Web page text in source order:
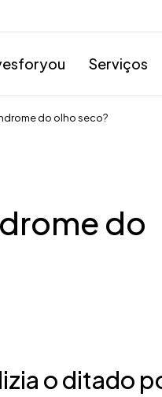
Serviços
do olho seco?
do
o ditado